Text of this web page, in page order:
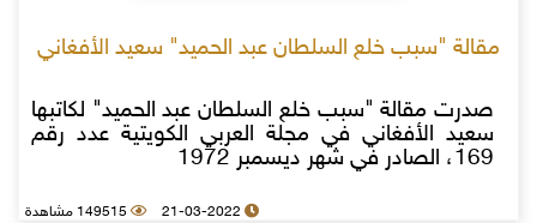
مقالة "سبب خلع السلطان عبد الحميد" سعيد الأفغاني
صدرت مقالة "سبب خلع السلطان عبد الحميد" لكاتبها
سعيد الأفغاني في مجلة العربي الكويتية عدد رقم
169، الصادر في شهر ديسمبر 1972
21-03-2022 149515 مشاهدة